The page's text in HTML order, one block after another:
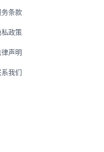
务条款
私政策
律声明
我们